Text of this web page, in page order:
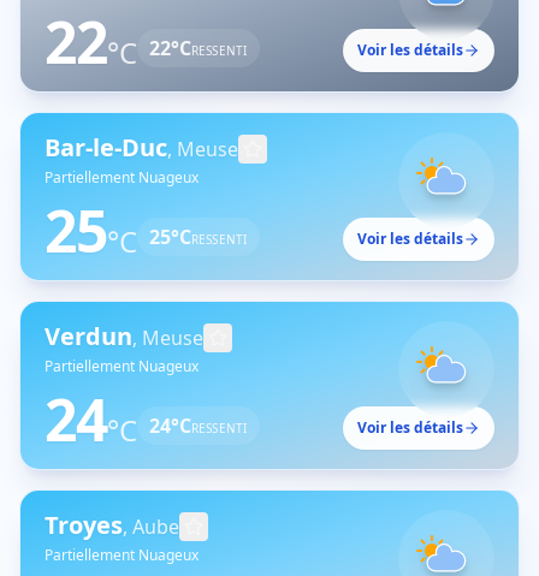
22°C 22°CRESSENTI Voir les détails
Bar-le-Duc, Meuse
Partiellement Nuageux
25°C 25°CRESSENTI Voir les détails
Verdun, Meuse
Partiellement Nuageux
24°C 24°CRESSENTI Voir les détails
Troyes, Aube
Partiellement Nuageux